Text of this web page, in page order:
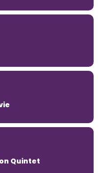
Quintet